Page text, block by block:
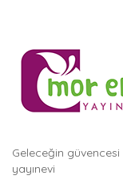
Geleceğin
yayınevi